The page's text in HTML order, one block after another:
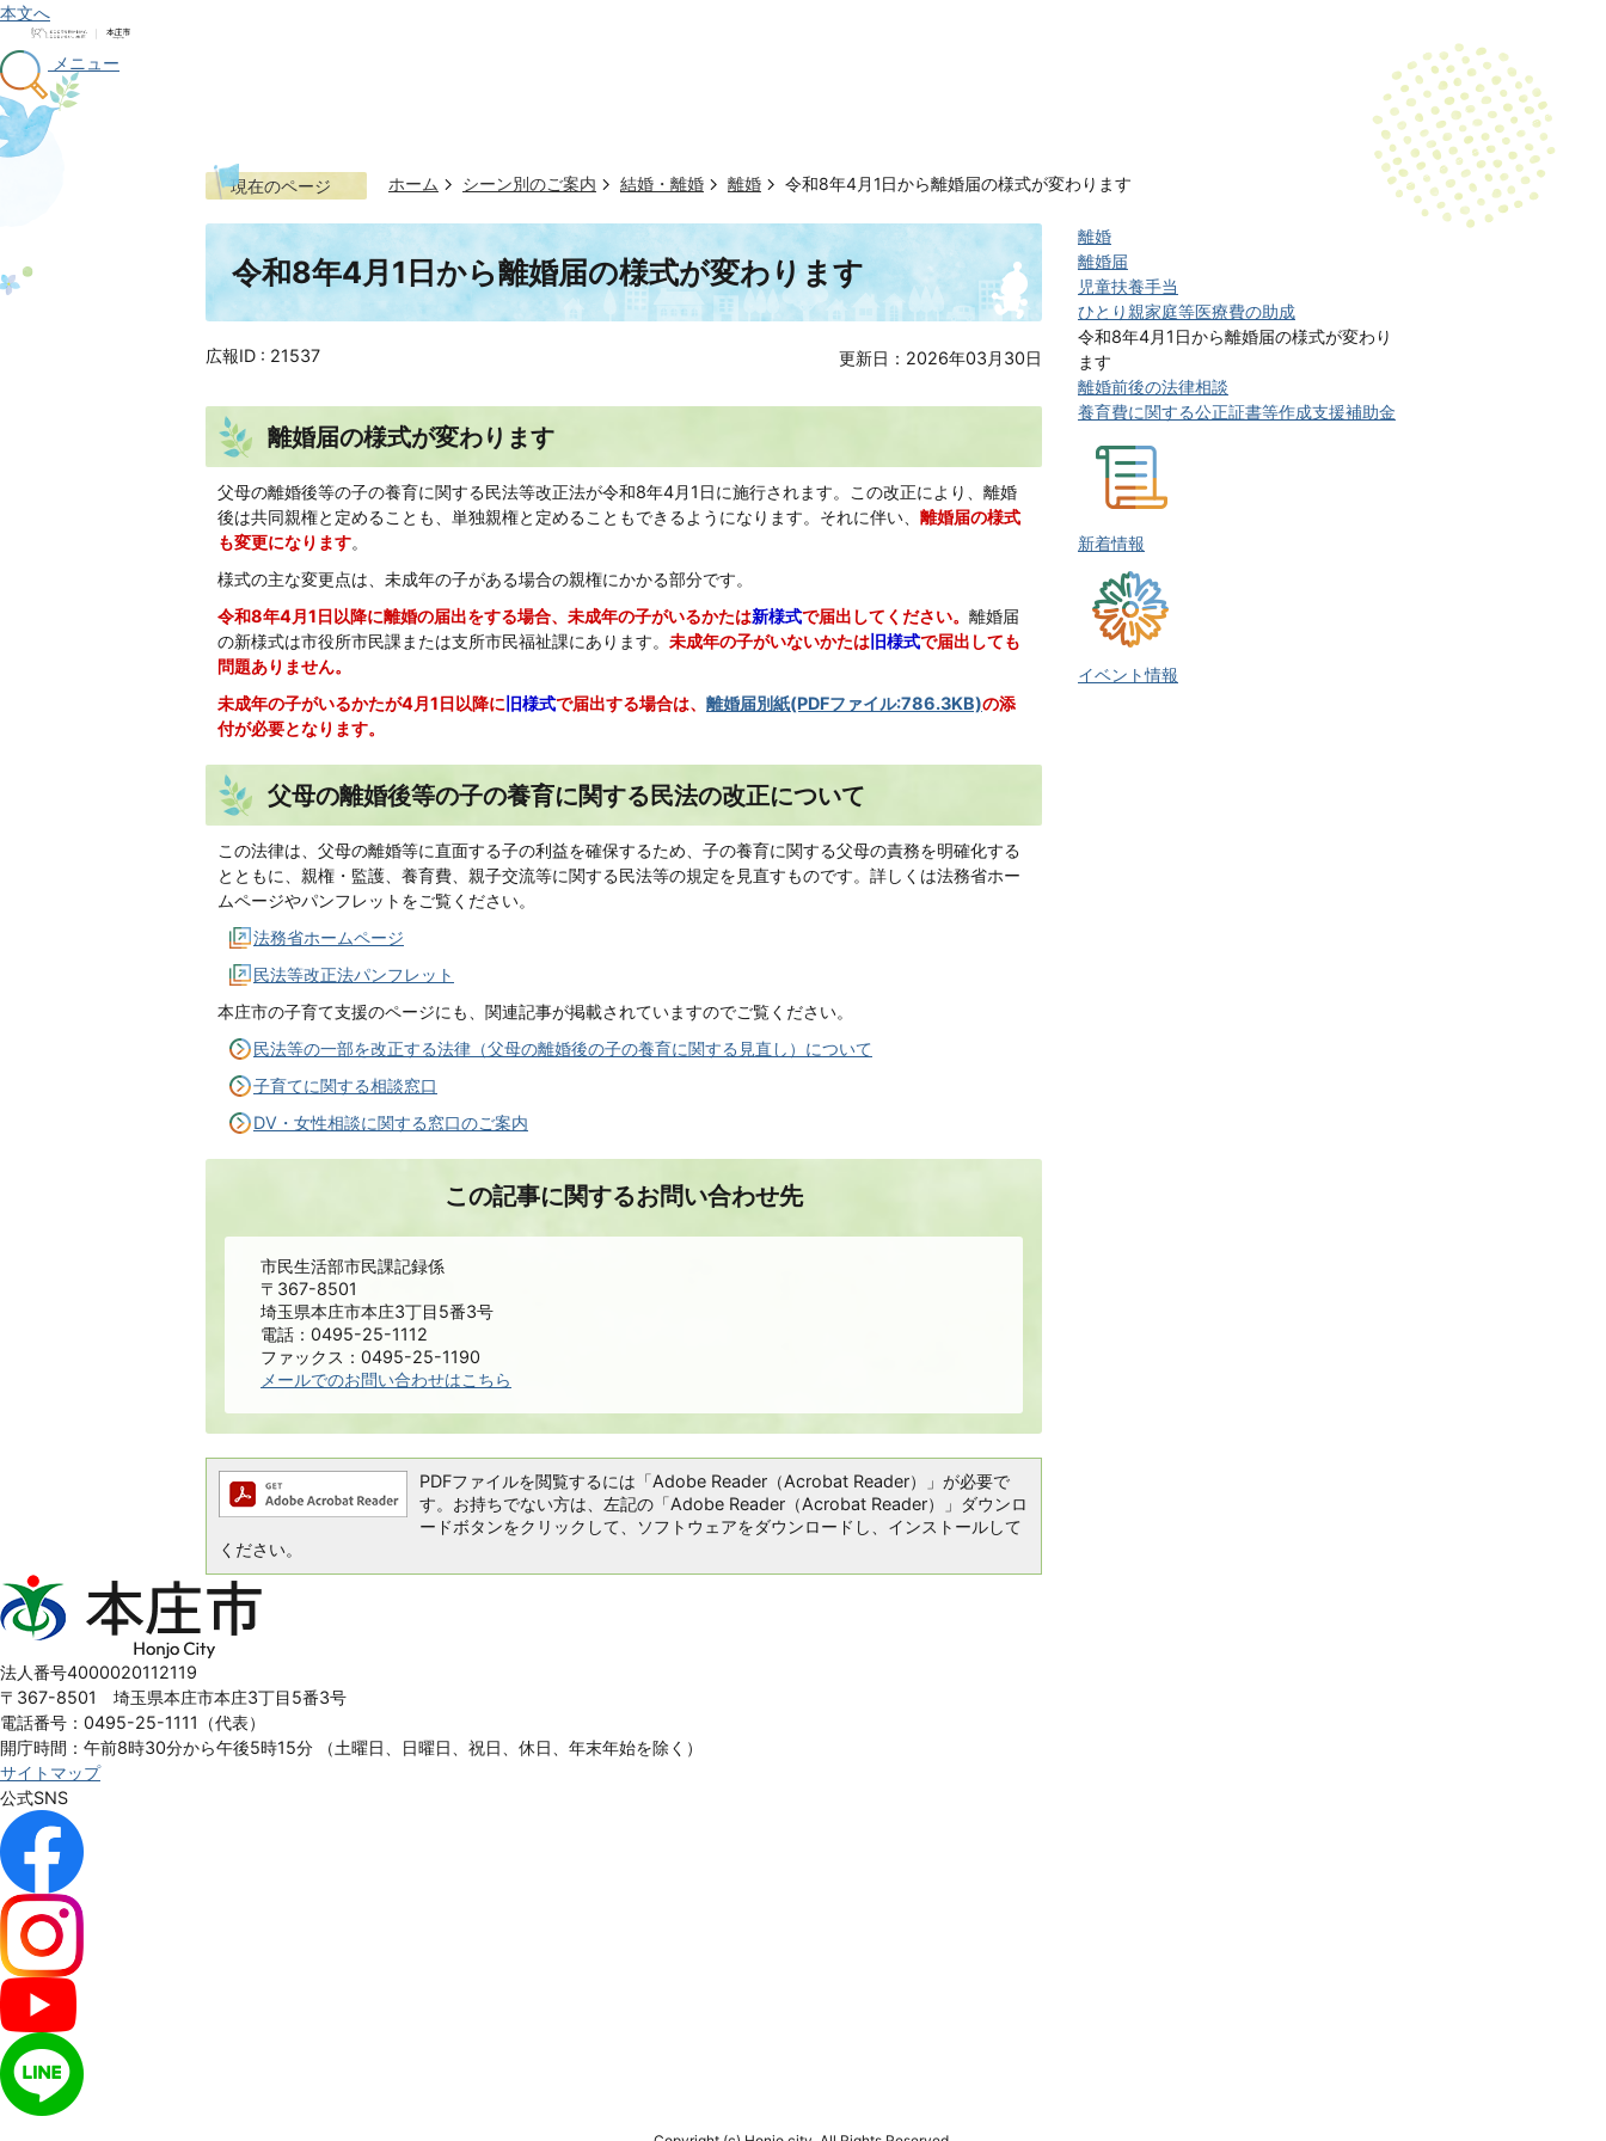
本文へ
メニュー
現在のページ ホーム シーン別のご案内 結婚・離婚 離婚 令和8年4月1日から離婚届の様式が変わります
令和8年4月1日から離婚届の様式が変わります
更新日：2026年03月30日
広報ID : 21537
離婚届の様式が変わります
父母の離婚後等の子の養育に関する民法等改正法が令和8年4月1日に施行されます。この改正により、離婚
後は共同親権と定めることも、単独親権と定めることもできるようになります。それに伴い、 離婚届の様式
も変更になります。
様式の主な変更点は、未成年の子がある場合の親権にかかる部分です。
令和8年4月1日以降に離婚の届出をする場合、未成年の子がいるかたは新様式で届出してください。 離婚届
の新様式は市役所市民課または支所市民福祉課にあります。 未成年の子がいないかたは 旧様式で届出しても
問題ありません。
未成年の子がいるかたが4月1日以降に 旧様式で届出する場合は、 離婚届別紙(PDFファイル:786.3KB)の添
付が必要となります。
父母の離婚後等の子の養育に関する民法の改正について
この法律は、父母の離婚等に直面する子の利益を確保するため、子の養育に関する父母の責務を明確化する
とともに、親権・監護、養育費、親子交流等に関する民法等の規定を見直すものです。詳しくは法務省ホー
ムページやパンフレットをご覧ください。
法務省ホームページ
民法等改正法パンフレット
本庄市の子育て支援のページにも、関連記事が掲載されていますのでご覧ください。
民法等の一部を改正する法律（父母の離婚後の子の養育に関する見直し）について
子育てに関する相談窓口
DV・女性相談に関する窓口のご案内
この記事に関するお問い合わせ先
市民生活部市民課記録係
〒367-8501
埼玉県本庄市本庄3丁目5番3号
電話：0495-25-1112
ファックス：0495-25-1190
メールでのお問い合わせはこちら
PDFファイルを閲覧するには「Adobe Reader（Acrobat Reader）」が必要で
す。お持ちでない方は、左記の「Adobe Reader（Acrobat Reader）」ダウンロ
ードボタンをクリックして、ソフトウェアをダウンロードし、インストールして
ください。
離婚
離婚届
児童扶養手当
ひとり親家庭等医療費の助成
令和8年4月1日から離婚届の様式が変わり
ます
離婚前後の法律相談
養育費に関する公正証書等作成支援補助金
新着情報
イベント情報
本
庄
Honjo
City
法人番号4000020112119
〒367-8501 埼玉県本庄市本庄3丁目5番3号
電話番号：0495-25-1111（代表）
開庁時間：午前8時30分から午後5時15分
（土曜日、日曜日、祝日、休日、年末年始を除く）
サイトマップ
公式SNS